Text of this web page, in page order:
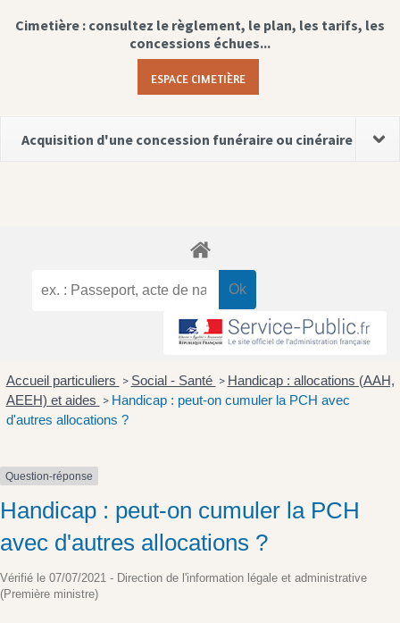
Cimetière : consultez le règlement, le plan, les tarifs, les
concessions échues...
ESPACE CIMETIÈRE
Acquisition d'une concession funéraire ou cinéraire
Accueil particuliers > Social - Santé > Handicap : allocations (AAH,
AEEH) et aides > Handicap : peut-on cumuler la PCH avec
d'autres allocations ?
Question-réponse
Handicap : peut-on cumuler la PCH
avec d'autres allocations ?
Vérifié le 07/07/2021 - Direction de l'information légale et administrative
(Première ministre)